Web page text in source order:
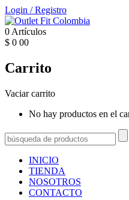
Login /Registro
0 Artículos
$ 0 00
Carrito
Vaciar carrito
No hay productos en el
INICIO
TIENDA
NOSOTROS
CONTACTO